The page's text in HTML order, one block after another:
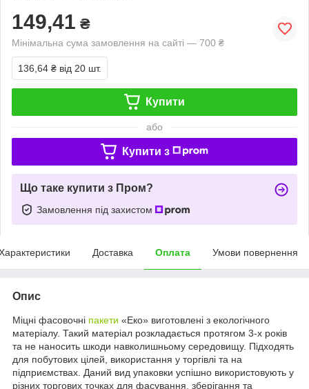
149,41 ₴
Мінімальна сума замовлення на сайті — 700 ₴
136,64 ₴ від 20 шт.
Купити
або
Купити з
Що таке купити з Пром?
Замовлення під захистом
Доставка Оплата Умови повернення
Опис
Міцні фасовочні пакети «Еко» виготовлені з екологічного
матеріалу. Такий матеріал розкладається протягом 3-х років
та не наносить шкоди навколишньому середовищу. Підходять
для побутових цілей, використання у торгівлі та на
підприємствах. Даний вид упаковки успішно використовують у
різних торгових точках для фасування, зберігання та